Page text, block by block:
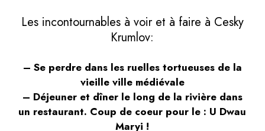
Les incontournables à voir et à faire à Cesky
Krumlov:
– Se perdre dans les ruelles tortueuses de la
vieille ville médiévale
– Déjeuner et dîner le long de la rivière dans
un restaurant. Coup de coeur pour le : U Dwau
Maryi !